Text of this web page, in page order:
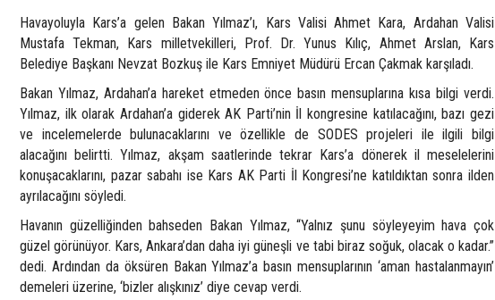
Havayoluyla Kars’a gelen Bakan Yılmaz’ı, Kars Valisi Ahmet Kara, Ardahan Valisi
Mustafa Tekman, Kars milletvekilleri, Prof. Dr. Yunus Kılıç, Ahmet Arslan, Kars
Belediye Başkanı Nevzat Bozkuş ile Kars Emniyet Müdürü Ercan Çakmak karşıladı.
Bakan Yılmaz, Ardahan’a hareket etmeden önce basın mensuplarına kısa bilgi verdi.
Yılmaz, ilk olarak Ardahan’a giderek AK Parti’nin İl kongresine katılacağını, bazı gezi
ve incelemelerde bulunacaklarını ve özellikle de SODES projeleri ile ilgili bilgi
alacağını belirtti. Yılmaz, akşam saatlerinde tekrar Kars’a dönerek il meselelerini
konuşacaklarını, pazar sabahı ise Kars AK Parti İl Kongresi’ne katıldıktan sonra ilden
ayrılacağını söyledi.
Havanın güzelliğinden bahseden Bakan Yılmaz, “Yalnız şunu söyleyeyim hava çok
güzel görünüyor. Kars, Ankara’dan daha iyi güneşli ve tabi biraz soğuk, olacak o kadar.”
dedi. Ardından da öksüren Bakan Yılmaz’a basın mensuplarının ‘aman hastalanmayın’
demeleri üzerine, ‘bizler alışkınız’ diye cevap verdi.